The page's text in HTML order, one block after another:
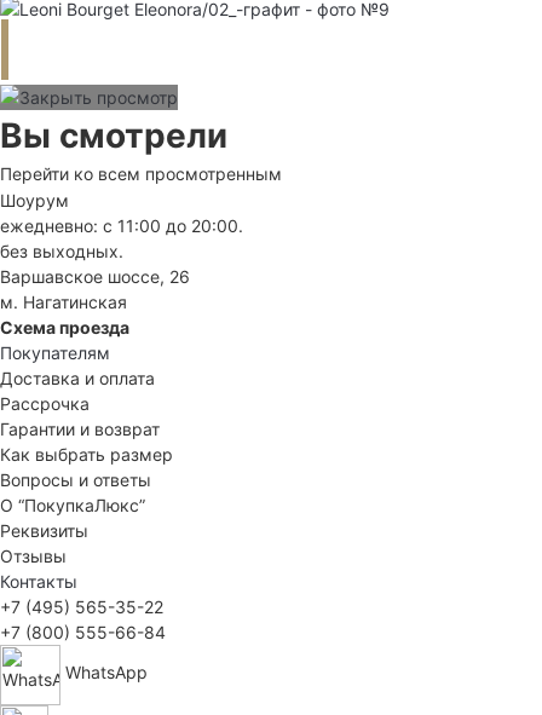
Вы смотрели
Перейти ко всем просмотренным
Шоурум
ежедневно: с 11:00 до 20:00.
без выходных.
Варшавское шоссе, 26
м. Нагатинская
Схема проезда
Покупателям
Доставка и оплата
Рассрочка
Гарантии и возврат
Как выбрать размер
Вопросы и ответы
О “ПокупкаЛюкс”
Реквизиты
Отзывы
Контакты
+7 (495) 565-35-22
+7 (800) 555-66-84
WhatsApp